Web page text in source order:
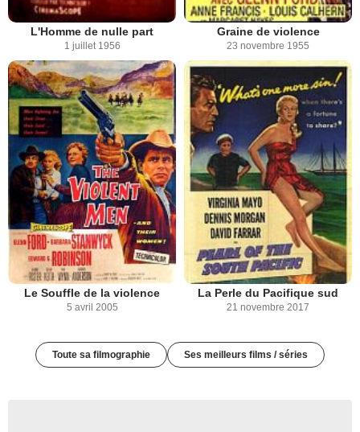
L'Homme de nulle part
1 juillet 1956
Graine de violence
23 novembre 1955
Le Souffle de la violence
5 avril 2005
La Perle du Pacifique sud
21 novembre 2017
Toute sa filmographie Ses meilleurs films / séries